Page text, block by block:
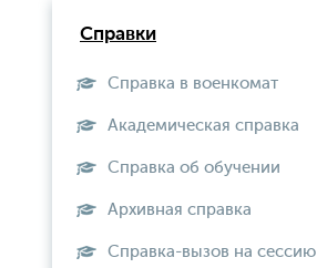
Справки
Справка в военкомат
Академическая справка
Справка об обучении
Архивная справка
Справка-вызов на сессию